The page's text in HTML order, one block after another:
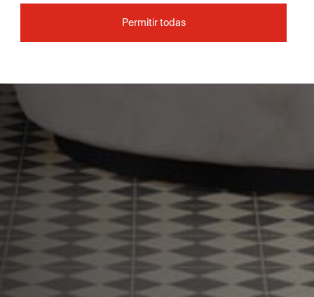
Permitir todas